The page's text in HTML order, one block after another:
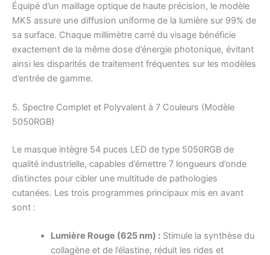
Équipé d’un maillage optique de haute précision, le modèle
MK5 assure une diffusion uniforme de la lumière sur 99% de
sa surface. Chaque millimètre carré du visage bénéficie
exactement de la même dose d’énergie photonique, évitant
ainsi les disparités de traitement fréquentes sur les modèles
d’entrée de gamme.
5. Spectre Complet et Polyvalent à 7 Couleurs (Modèle
5050RGB)
Le masque intègre 54 puces LED de type 5050RGB de
qualité industrielle, capables d’émettre 7 longueurs d’onde
distinctes pour cibler une multitude de pathologies
cutanées. Les trois programmes principaux mis en avant
sont :
Lumière Rouge (625 nm) :Stimule la synthèse du
collagène et de l’élastine, réduit les rides et